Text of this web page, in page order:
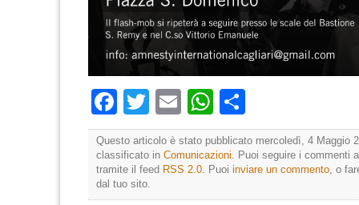
Facebook
TwitterEmailWhatsApp
Questo articolo è stato pubblicato mercoledì, 4 Maggio
classificato in Comunicazioni . Puoi seguire i commenti
tramite il feed RSS 2.0 . Puoi inviare un commento , o
dal tuo sito.